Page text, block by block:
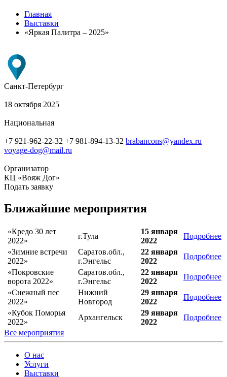
Главная
Выставки
«Яркая Палитра – 2025»
Санкт-Петербург
18 октября 2025
Национальная
+7 921-962-22-32 +7 981-894-13-32 brabancons@yandex.ru
voyage-dog@mail.ru
Организатор
КЦ «Вояж Дог»
Подать заявку
Ближайшие мероприятия
«Кредо 30 лет
2022»
г.Тула
15 января
2022
Подробнее
«Зимние встречи
2022»
Саратов.обл.,
г.Энгельс
22 января
2022
Подробнее
«Покровские
ворота 2022»
Саратов.обл.,
г.Энгельс
22 января
2022
Подробнее
«Снежный пес
2022»
Нижний
Новгород
29 января
2022
Подробнее
«Кубок Поморья
2022»
Архангельск
29 января
2022
Подробнее
Все мероприятия
О нас
Услуги
Выставки